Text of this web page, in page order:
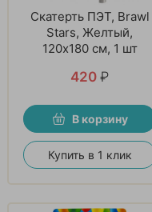
Скатерть ПЭТ, Brawl
Stars, Желтый,
120х180 см, 1 шт
420 ₽
В корзину
Купить в 1 клик